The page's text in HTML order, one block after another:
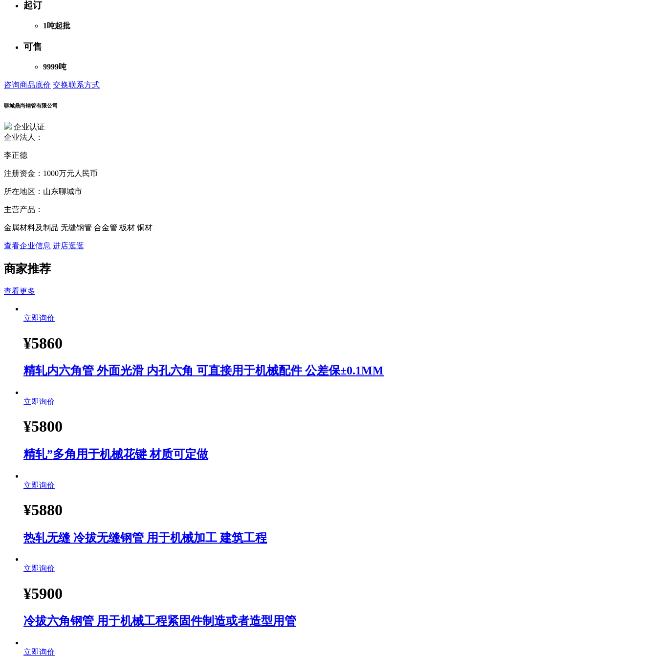
起订
1吨起批
可售
9999吨
咨询商品底价 交换联系方式
聊城鼎尚钢管有限公司
企业认证
企业法人：
李正德
注册资金： 1000万元人民币
所在地区： 山东聊城市
主营产品：
金属材料及制品 无缝钢管 合金管 板材 铜材
查看企业信息 进店逛逛
商家推荐
查看更多
立即询价
¥5860
精轧内六角管 外面光滑 内孔六角 可直接用于机械配件 公差保±0.1MM
立即询价
¥5800
精轧”多角用于机械花键 材质可定做
立即询价
¥5880
热轧无缝 冷拔无缝钢管 用于机械加工 建筑工程
立即询价
¥5900
冷拔六角钢管 用于机械工程紧固件制造或者造型用管
立即询价